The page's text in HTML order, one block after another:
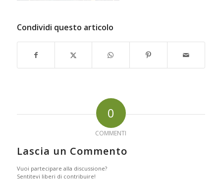
Condividi questo articolo
0
COMMENTI
Lascia un Commento
Vuoi partecipare alla discussione?
Sentitevi liberi di contribuire!